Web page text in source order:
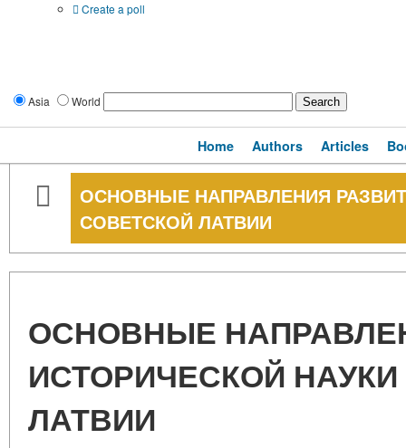
Create a poll
Asia World
Home Authors Articles
ОСНОВНЫЕ НАПРАВЛЕНИЯ
СОВЕТСКОЙ ЛАТВИИ
ОСНОВНЫЕ
ИСТОРИЧЕСКОЙ
ЛАТВИИ